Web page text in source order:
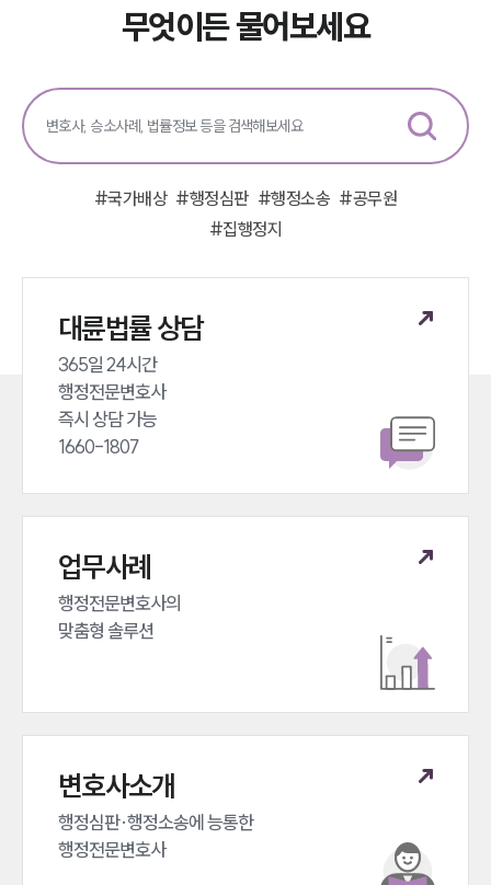
그룹소개
대륜의 강점
오시는 길
글로벌 파트너 로펌
고객의 소리
AI대륜
헌법·행정·규제·개혁그룹 업무
행정전문변호사
무엇이든 물어보세요
#국가배상 #행정심판 #행정소송 #공무원
#집행정지
대륜법률 상담
365일 24시간
행정전문변호사
즉시 상담 가능
1660-1807
업무사례
행정전문변호사의
맞춤형 솔루션
변호사소개
행정심판·행정소송에 능통한
행정전문변호사